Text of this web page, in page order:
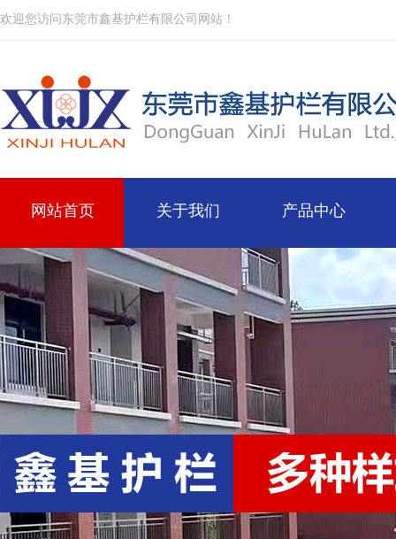
欢迎您访问东莞市鑫基护栏有限公司网站！
网站首页 关于我们 产品中心